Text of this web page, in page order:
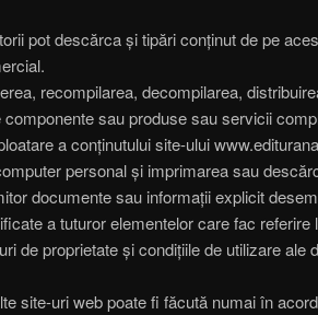
pot descărca și tipări conținut de pe
recompilarea, decompilarea,
sau produse sau servicii
a conținutului site-ului
personal și imprimarea sau
documente sau informații explicit
a tuturor elementelor care fac referire
de proprietate și condițiile de utilizare ale
site-uri web poate fi făcută numai în